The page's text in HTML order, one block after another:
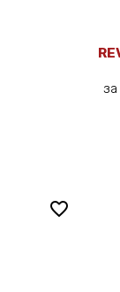
favorite_border